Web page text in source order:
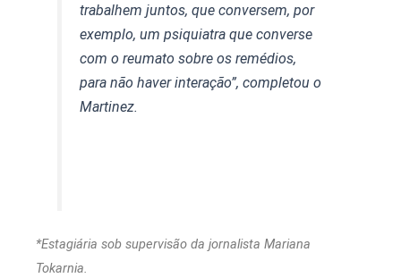
trabalhem juntos, que conversem, por
exemplo, um psiquiatra que converse
com o reumato sobre os remédios,
para não haver interação”, completou o
Martinez.
*Estagiária sob supervisão da jornalista Mariana
Tokarnia.